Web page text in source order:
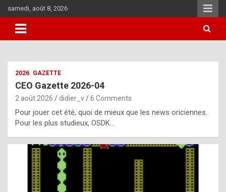
to
content
samedi, août 8, 2026
i
u
l
2026 GAZETTE
CEO Gazette 2026-04
2 août 2026 didier_v 6 Comments
Pour jouer cet été, quoi de mieux que les news oriciennes.
Pour les plus studieux, OSDK…